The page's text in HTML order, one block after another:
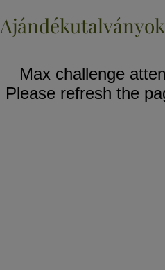
Ajándékutalványok